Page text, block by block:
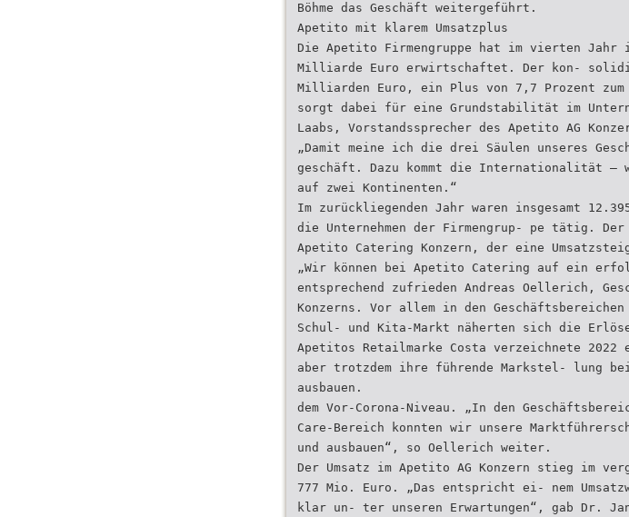
Böhme das Geschäft weitergeführt.
Apetito mit klarem Umsatzplus
Die Apetito Firmengruppe hat im vierten Jahr
Milliarde Euro erwirtschaftet. Der kon-
Milliarden Euro, ein Plus von 7,7 Prozent
sorgt dabei für eine Grundstabilität im
Laabs, Vorstandssprecher des Apetito AG
„Damit meine ich die drei Säulen unseres
geschäft. Dazu kommt die Internationalität –
auf zwei Kontinenten.“
Im zurückliegenden Jahr waren insgesamt
die Unternehmen der Firmengrup- pe tätig.
Apetito Catering Konzern, der eine
„Wir können bei Apetito Catering auf ein
entsprechend zufrieden Andreas Oellerich,
Konzerns. Vor allem in den
Schul- und Kita-Markt näherten sich die
Apetitos Retailmarke Costa verzeichnete 2022
aber trotzdem ihre führende Markstel- lung
ausbauen.
dem Vor-Corona-Niveau. „In den
Care-Bereich konnten wir unsere
und ausbauen“, so Oellerich weiter.
Der Umsatz im Apetito AG Konzern stieg im
777 Mio. Euro. „Das entspricht ei- nem
klar un- ter unseren Erwartungen“, gab Dr.